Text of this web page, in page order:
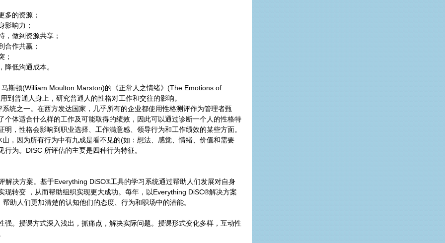
多的资源；
影响力；
，做到资源共享；
合作共赢；
；
低沟通成本。
斯顿(William Moulton Marston)的《正常人之情绪》 (The Emotions of
到普通人身上，研究普通人的性格对工作和交往的影响。
统之一。在西方发达国家，几乎所有的企业都使用性格测评作为管理者甄
体适合什么样的工作及可能取得的绩效，因此可以通过诊断一个人的性格特
，性格会影响到职业选择、工作满意感、领导行为和工作绩效的某些方面。
，因为所有行为中有九成是看不见的(如：想法、感觉、情绪、价值和需要
为。 DISC 所评估的主要是四种行为特征。
解决方案。基于Everything DiSC®工具的学习系统通过帮助人们发展对自身
转变 ，从而帮助组织实现更大成功。每年，以Everything DiSC®解决方案
帮助人们更加清楚的认知他们的态度、行为和职场中的潜能。
。授课方式深入浅出，抓痛点，解决实际问题。授课形式变化多样，互动性